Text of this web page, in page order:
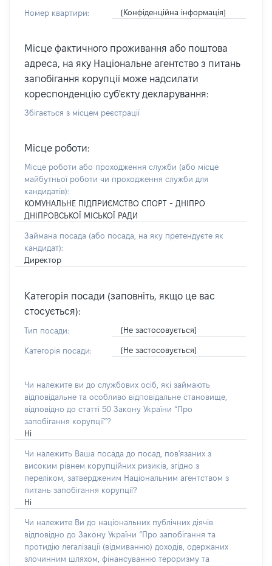
Номер квартири: [Конфіденційна інформація]
Місце фактичного проживання або поштова
адреса, на яку Національне агентство з питань
запобігання корупції може надсилати
кореспонденцію суб'єкту декларування:
Збігається з місцем реєстрації
Місце роботи:
Місце роботи або проходження служби (або місце
майбутньої роботи чи проходження служби для
кандидатів):
КОМУНАЛЬНЕ ПІДПРИЄМСТВО СПОРТ - ДНІПРО
ДНІПРОВСЬКОЇ МІСЬКОЇ РАДИ
Займана посада (або посада, на яку претендуєте як
кандидат):
Директор
Категорія посади (заповніть, якщо це вас
стосується):
Тип посади: [Не застосовується]
Категорія посади: [Не застосовується]
Чи належите ви до службових осіб, які займають
відповідальне та особливо відповідальне становище,
відповідно до статті 50 Закону України “Про
запобігання корупції”?
Ні
Чи належить Ваша посада до посад, пов'язаних з
високим рівнем корупційних ризиків, згідно з
переліком, затвердженим Національним агентством з
питань запобігання корупції?
Ні
Чи належите Ви до національних публічних діячів
відповідно до Закону України “Про запобігання та
протидію легалізації (відмиванню) доходів, одержаних
злочинним шляхом, фінансуванню тероризму та